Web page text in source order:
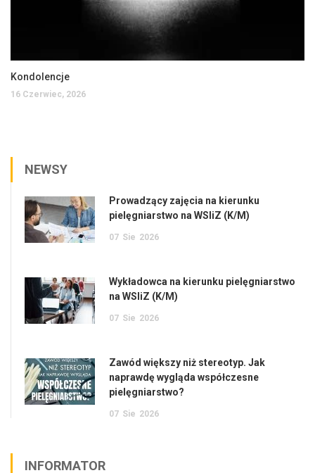
Kondolencje
16 Czerwiec, 2026
NEWSY
Prowadzący zajęcia na kierunku
pielęgniarstwo na WSIiZ (K/M)
07 Sie 2026
Wykładowca na kierunku pielęgniarstwo
na WSIiZ (K/M)
07 Sie 2026
Zawód większy niż stereotyp. Jak
naprawdę wygląda współczesne
pielęgniarstwo?
07 Sie 2026
INFORMATOR